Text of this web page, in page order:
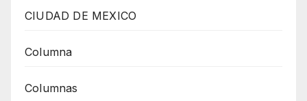
CIUDAD DE MEXICO
Columna
Columnas